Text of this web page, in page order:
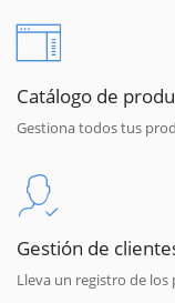
Catálogo de
Gestiona todos tus
Gestión de
Lleva un registro de